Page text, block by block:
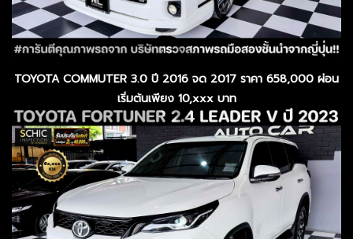
TOYOTA COMMUTER 3.0 ปี 2016 จด 2017 ราคา 658,000 ผ่อน
เริ่มต้นเพียง 10,xxx บาท